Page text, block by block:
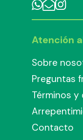
Atención
Sobre
Preguntas
Términos
Contacto